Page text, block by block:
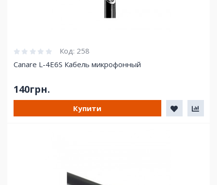
Код: 258
Canare L-4E6S Кабель микрофонный
140грн.
Купити